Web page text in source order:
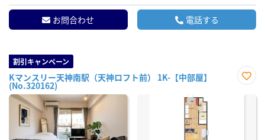
お問合わせ 電話する
割引キャンペーン
Kマンスリー天神南駅（天神ロフト前） 1K-【中部屋】
(No.320162)
に入